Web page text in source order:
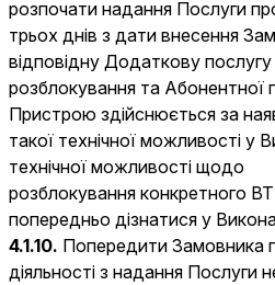
розпочати надання Послуги
трьох днів з дати внесення
відповідну Додаткову послугу
розблокування та Абонентної
Пристрою здійснюється за
такої технічної можливості у
технічної можливості щодо
розблокування конкретного
попередньо дізнатися у
4.1.10. Попередити Замовника
діяльності з надання Послуги